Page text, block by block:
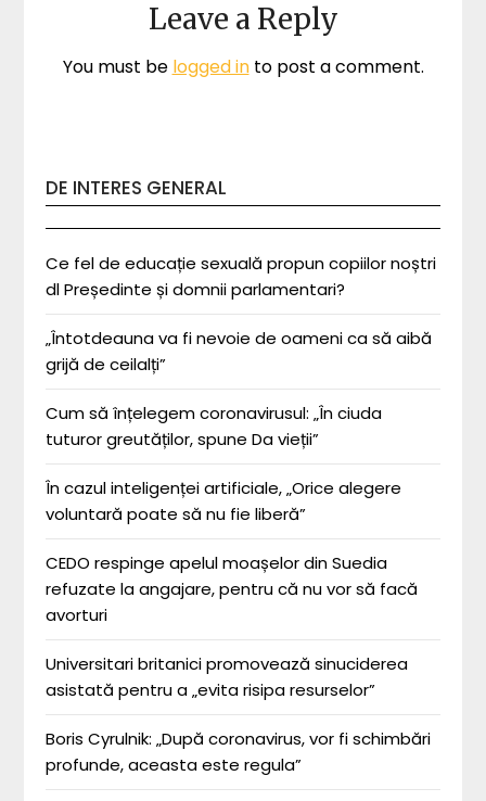
Leave a Reply
You must be logged into post a comment.
DE INTERES GENERAL
Ce fel de educație sexuală propun copiilor noștri
dl Președinte și domnii parlamentari?
„Întotdeauna va fi nevoie de oameni ca să aibă
grijă de ceilalți”
Cum să înțelegem coronavirusul: „În ciuda
tuturor greutăților, spune Da vieții”
În cazul inteligenței artificiale, „Orice alegere
voluntară poate să nu fie liberă”
CEDO respinge apelul moașelor din Suedia
refuzate la angajare, pentru că nu vor să facă
avorturi
Universitari britanici promovează sinuciderea
asistată pentru a „evita risipa resurselor”
Boris Cyrulnik: „După coronavirus, vor fi schimbări
profunde, aceasta este regula”